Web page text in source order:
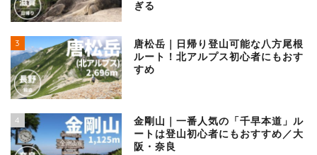
ぎる
3
唐松岳｜日帰り登山可能な八方尾根
ルート！北アルプス初心者にもおす
すめ
4
金剛山｜一番人気の「千早本道」ル
ートは登山初心者にもおすすめ／大
阪・奈良